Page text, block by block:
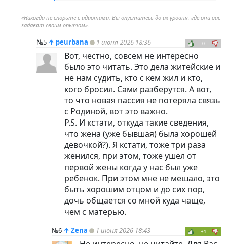
----------
«Никогда не спорьте с идиотами. Вы опуститесь до их уровня, где они вас
задавят своим опытом».
№5 ↑ peurbana 1 июня 2026 18:36 0
Вот, честно, совсем не интересно
было это читать. Это дела житейские и
не нам судить, кто с кем жил и кто,
кого бросил. Сами разберутся. А вот,
то что новая пассия не потеряла связь
с Родиной, вот это важно.
P.S. И кстати, откуда такие сведения,
что жена (уже бывшая) была хорошей
девочкой?). Я кстати, тоже три раза
женился, при этом, тоже ушел от
первой жены когда у нас был уже
ребенок. При этом мне не мешало, это
быть хорошим отцом и до сих пор,
дочь общается со мной куда чаще,
чем с матерью.
№6 ↑ Zena 1 июня 2026 18:43 +1